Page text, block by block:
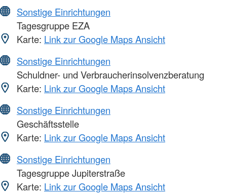
Sonstige Einrichtungen
Tagesgruppe EZA
Karte: Link zur Google Maps Ansicht
Sonstige Einrichtungen
Schuldner- und Verbraucherinsolvenzberatung
Karte: Link zur Google Maps Ansicht
Sonstige Einrichtungen
Geschäftsstelle
Karte: Link zur Google Maps Ansicht
Sonstige Einrichtungen
Tagesgruppe Jupiterstraße
Karte: Link zur Google Maps Ansicht